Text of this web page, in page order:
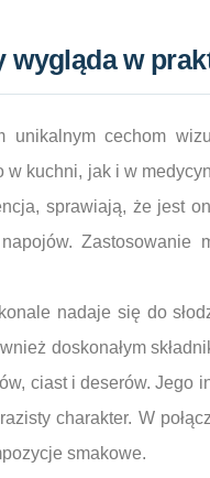
wygląda w
unikalnym cechom
kuchni, jak i w
sprawiają, że jest
Zastosowanie
nadaje się do
doskonałym
ciast i deserów. Jego
charakter. W
smakowe.